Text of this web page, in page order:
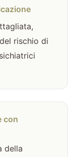
rischio di
con
della